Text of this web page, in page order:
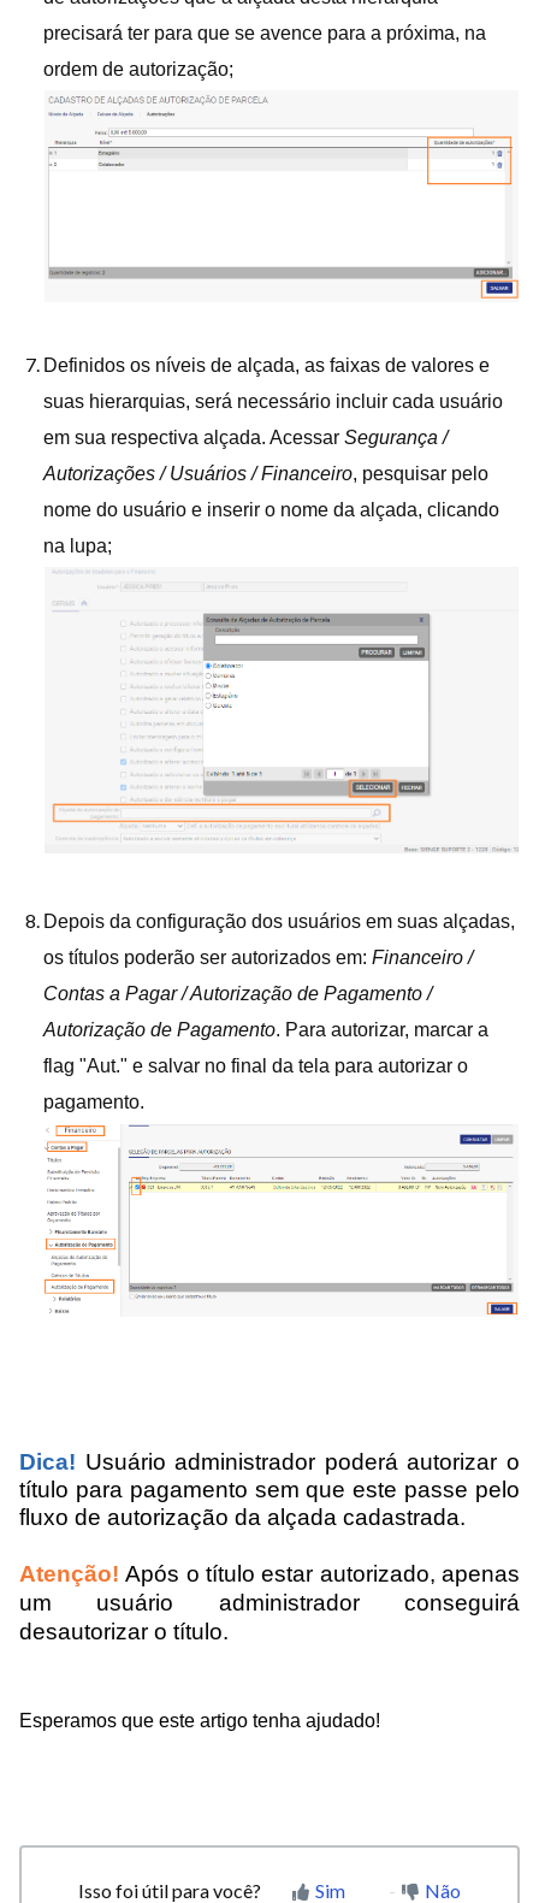
precisará ter para que se avence para a próxima, na
ordem de autorização;
Definidos os níveis de alçada, as faixas de valores e
suas hierarquias, será necessário incluir cada usuário
em sua respectiva alçada. Acessar Segurança /
Autorizações / Usuários / Financeiro, pesquisar pelo
nome do usuário e inserir o nome da alçada, clicando
na lupa;
Depois da configuração dos usuários em suas alçadas,
os títulos poderão ser autorizados em: Financeiro /
Contas a Pagar / Autorização de Pagamento /
Autorização de Pagamento. Para autorizar, marcar a
flag "Aut." e salvar no final da tela para autorizar o
pagamento.
Dica! Usuário administrador poderá autorizar o
título para pagamento sem que este passe pelo
fluxo de autorização da alçada cadastrada.
Atenção! Após o título estar autorizado, apenas
um usuário administrador conseguirá
desautorizar o título.
Esperamos que este artigo tenha ajudado!
Isso foi útil para você? Sim Não